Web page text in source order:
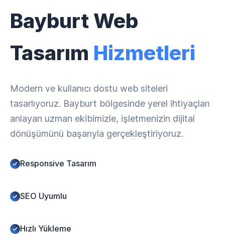
Bayburt Web
Tasarım Hizmetleri
Modern ve kullanıcı dostu web siteleri
tasarlıyoruz. Bayburt bölgesinde yerel ihtiyaçları
anlayan uzman ekibimizle, işletmenizin dijital
dönüşümünü başarıyla gerçekleştiriyoruz.
Responsive Tasarım
SEO Uyumlu
Hızlı Yükleme